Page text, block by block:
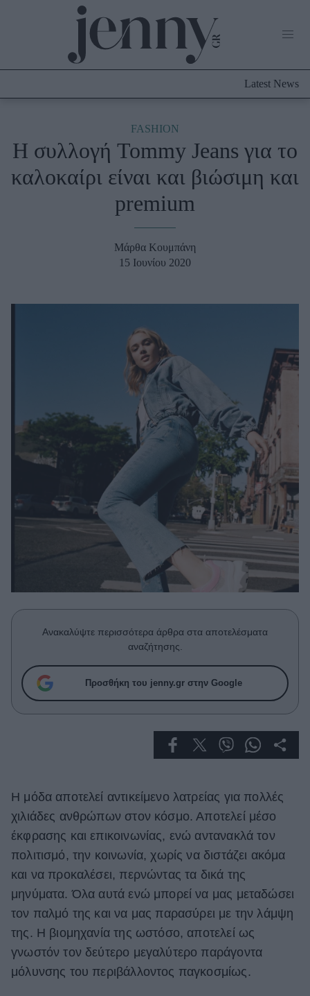
Culture
Fashion
Shopping
Beauty - Ομορφιά
Μαλλιά - Νύχια
Υγεία + Διατροφή
Σχέσεις & Σεξ
Fitness
Woman Power
Πρόσωπα
Celebrities
True Stories
Ask the Guru
Success Stories
Living
Deco
Cooking
Αφιερώματα
ΒΟΞ
Latest News
FASHION
Η συλλογή Tommy Jeans για το
καλοκαίρι είναι και βιώσιμη και
premium
Μάρθα Κουμπάνη
15 Ιουνίου 2020
Ανακαλύψτε περισσότερα άρθρα στα αποτελέσματα
αναζήτησης.
Προσθήκη του jenny.gr στην Google
Η μόδα αποτελεί αντικείμενο λατρείας για πολλές
χιλιάδες ανθρώπων στον κόσμο. Αποτελεί μέσο
έκφρασης και επικοινωνίας, ενώ αντανακλά τον
πολιτισμό, την κοινωνία, χωρίς να διστάζει ακόμα
και να προκαλέσει, περνώντας τα δικά της
μηνύματα. Όλα αυτά ενώ μπορεί να μας μεταδώσει
τον παλμό της και να μας παρασύρει με την λάμψη
της. Η βιομηχανία της ωστόσο, αποτελεί ως
γνωστόν τον δεύτερο μεγαλύτερο παράγοντα
μόλυνσης του περιβάλλοντος παγκοσμίως.